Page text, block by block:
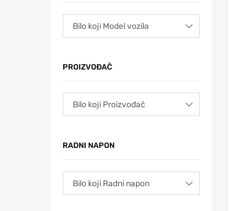
PROIZVOĐAČ
RADNI NAPON